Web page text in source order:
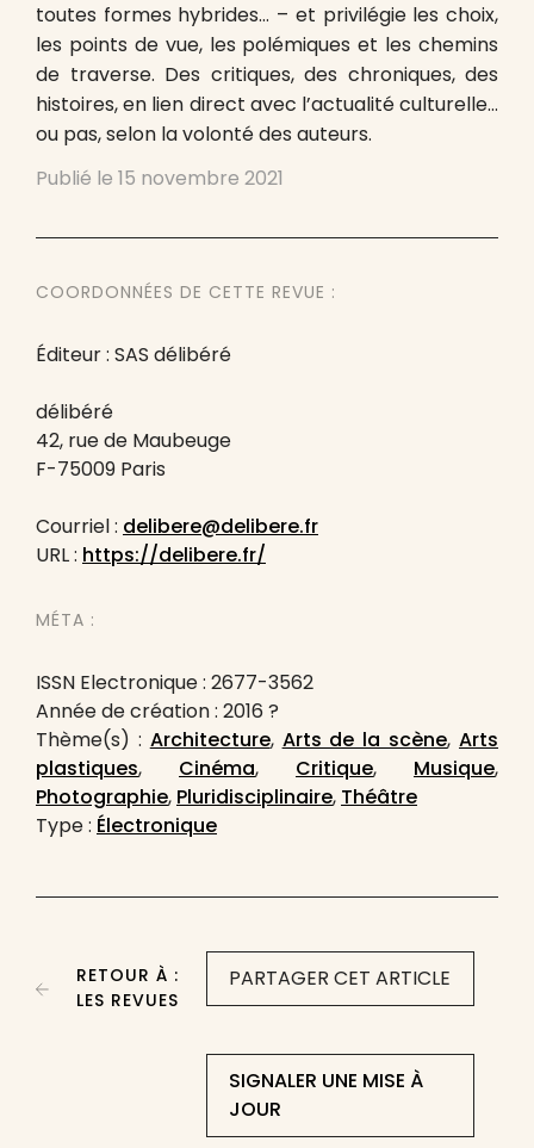
toutes formes hybrides… – et privilégie les choix,
les points de vue, les polémiques et les chemins
de traverse. Des critiques, des chroniques, des
histoires, en lien direct avec l’actualité culturelle…
ou pas, selon la volonté des auteurs.
Publié le 15 novembre 2021
COORDONNÉES DE CETTE REVUE :
Éditeur : SAS délibéré
délibéré
42, rue de Maubeuge
F-75009 Paris
Courriel : delibere@delibere.fr
URL : https://delibere.fr/
MÉTA :
ISSN Electronique : 2677-3562
Année de création : 2016 ?
Thème(s) : Architecture, Arts de la scène,Arts
plastiques, Cinéma, Critique, Musique,
Photographie, Pluridisciplinaire, Théâtre
Type : Électronique
PARTAGER CET ARTICLE
SIGNALER UNE MISE À
JOUR
RETOUR À :
LES REVUES